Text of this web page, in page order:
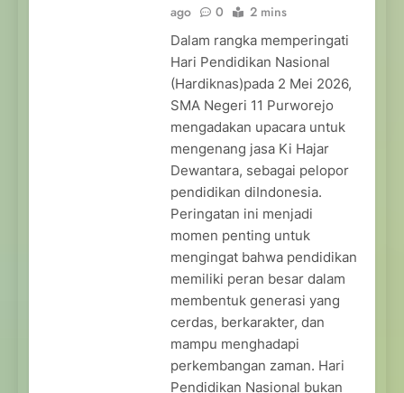
ago
0 2 mins
Dalam rangka memperingati
Hari Pendidikan Nasional
(Hardiknas)pada 2 Mei 2026,
SMA Negeri 11 Purworejo
mengadakan upacara untuk
mengenang jasa Ki Hajar
Dewantara, sebagai pelopor
pendidikan diIndonesia.
Peringatan ini menjadi
momen penting untuk
mengingat bahwa pendidikan
memiliki peran besar dalam
membentuk generasi yang
cerdas, berkarakter, dan
mampu menghadapi
perkembangan zaman. Hari
Pendidikan Nasional bukan